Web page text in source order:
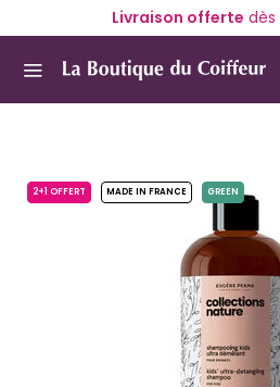
Livraison offerte dès
2+1 OFFERT MADE IN FRANCE GREEN